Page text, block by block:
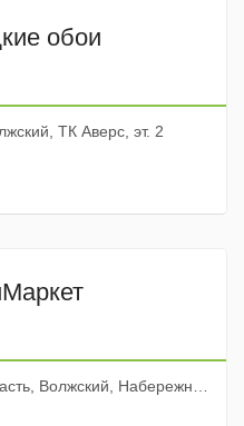
обои
ТК Аверс, эт. 2
Набережная улица, 77